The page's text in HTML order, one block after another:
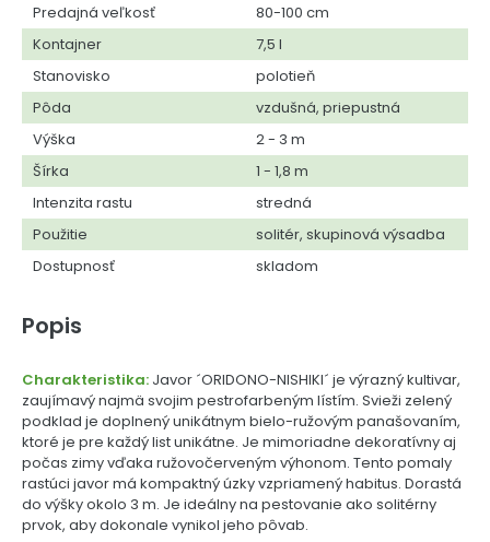
Predajná veľkosť
80-100 cm
Kontajner
7,5 l
Stanovisko
polotieň
Pôda
vzdušná, priepustná
Výška
2 - 3 m
Šírka
1 - 1,8 m
Intenzita rastu
stredná
Použitie
solitér, skupinová výsadba
Dostupnosť
skladom
Popis
Charakteristika: Javor ´ORIDONO-NISHIKI´ je výrazný kultivar,
zaujímavý najmä svojim pestrofarbeným lístím. Svieži zelený
podklad je doplnený unikátnym bielo-ružovým panašovaním,
ktoré je pre každý list unikátne. Je mimoriadne dekoratívny aj
počas zimy vďaka ružovočerveným výhonom. Tento pomaly
rastúci javor má kompaktný úzky vzpriamený habitus. Dorastá
do výšky okolo 3 m. Je ideálny na pestovanie ako solitérny
prvok, aby dokonale vynikol jeho pôvab.